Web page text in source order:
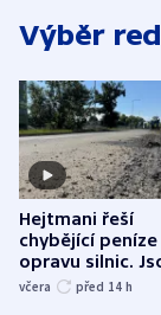
Výběr
Hejtmani řeší
chybějící peníze
opravu silnic.
nenárokové,
včera před 14 h